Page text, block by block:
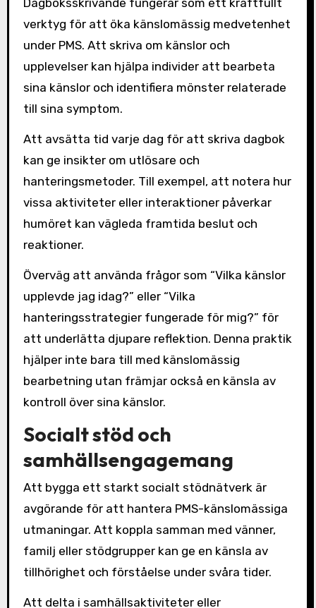
Dagboksskrivande fungerar som ett kraftfullt
verktyg för att öka känslomässig medvetenhet
under PMS. Att skriva om känslor och
upplevelser kan hjälpa individer att bearbeta
sina känslor och identifiera mönster relaterade
till sina symptom.
Att avsätta tid varje dag för att skriva dagbok
kan ge insikter om utlösare och
hanteringsmetoder. Till exempel, att notera hur
vissa aktiviteter eller interaktioner påverkar
humöret kan vägleda framtida beslut och
reaktioner.
Överväg att använda frågor som “Vilka känslor
upplevde jag idag?” eller “Vilka
hanteringsstrategier fungerade för mig?” för
att underlätta djupare reflektion. Denna praktik
hjälper inte bara till med känslomässig
bearbetning utan främjar också en känsla av
kontroll över sina känslor.
Socialt stöd och
samhällsengagemang
Att bygga ett starkt socialt stödnätverk är
avgörande för att hantera PMS-känslomässiga
utmaningar. Att koppla samman med vänner,
familj eller stödgrupper kan ge en känsla av
tillhörighet och förståelse under svåra tider.
Att delta i samhällsaktiviteter eller